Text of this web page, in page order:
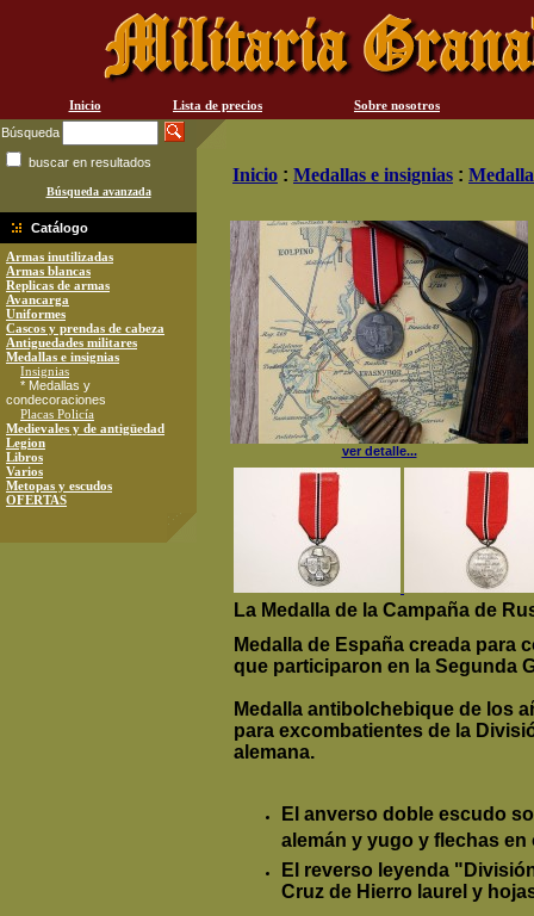
Inicio Lista de precios
Sobre nosotros
Búsqueda
buscar en resultados
Búsqueda avanzada
Catálogo
Armas inutilizadas
Armas blancas
Replicas de armas
Avancarga
Uniformes
Cascos y prendas de cabeza
Antiguedades militares
Medallas e insignias
Insignias
* Medallas y
condecoraciones
Placas Policía
Medievales y de antigüedad
Legion
Libros
Varios
Metopas y escudos
OFERTAS
Inicio : Medallas e insignias :
ver detalle...
La Medalla de la Campaña de
Medalla de España creada para
que participaron en la Segunda
Medalla antibolchebique de los
para excombatientes de la
alemana.
El anverso doble escudo
alemán y yugo y flechas
El reverso leyenda
Cruz de Hierro laurel y